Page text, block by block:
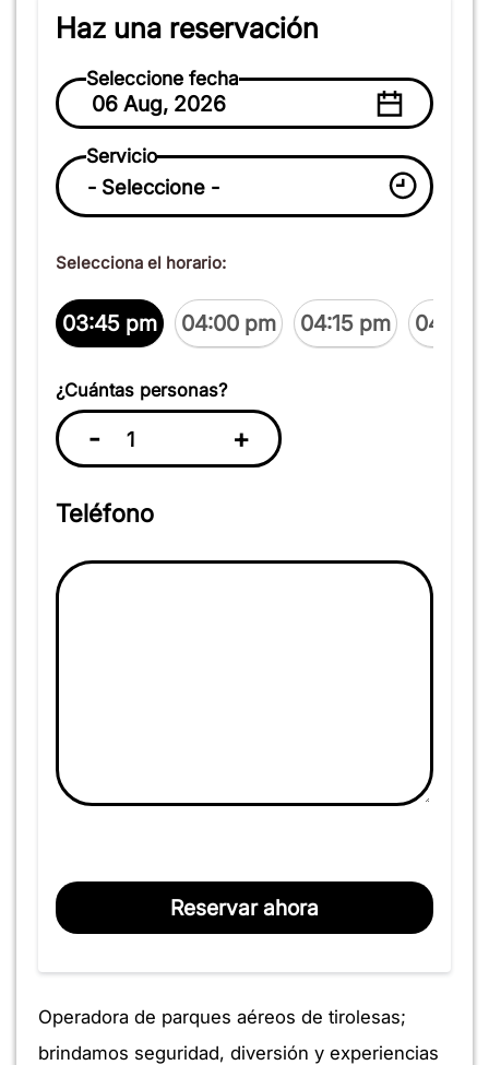
Haz una reservación
Seleccione fecha
06 Aug, 2026
Servicio
Selecciona el horario:
03:45 pm 04:00 pm 04:15 pm 04:30
¿Cuántas personas?
- +
Teléfono
Reservar ahora
Operadora de parques aéreos de tirolesas;
brindamos seguridad, diversión y experiencias